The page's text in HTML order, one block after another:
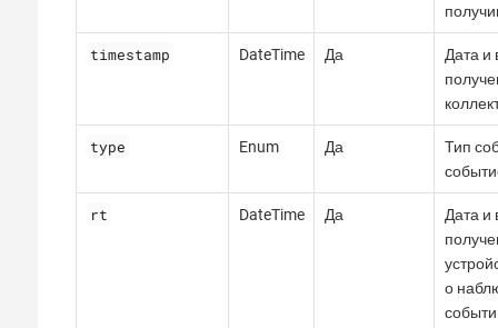
timestamp DateTime Да
Дата и
type Enum Да
Тип
rt DateTime Да
Дата и
о